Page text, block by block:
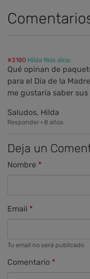
#3180 Hilda Rios dice:
Qué opinan de
para el Día de la
me gustaría saber
Saludos, Hilda
Responder · 8 años
Deja un
Nombre
Email
Tu email no será publicado
Comentario